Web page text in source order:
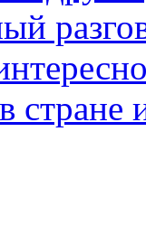
стране